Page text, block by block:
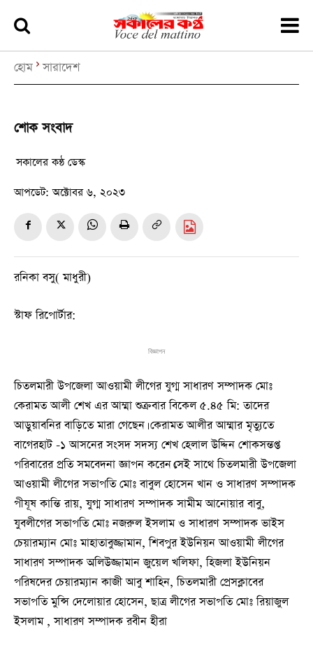
হোম সারাদেশ
শোক সংবাদ
সকালের কন্ঠ ডেস্ক
আপডেট: অক্টোবর ৬, ২০২৩
রনিকা বসু( মাধুরী)
স্টাফ রিপোর্টার:
বিজ্ঞাপন
চিতলমারী উপজেলা আওয়ামী লীগের যুগ্ম সাধারণ সম্পাদক মোঃ
কেরামত আলী শেখ এর আম্মা শুক্রবার বিকেল ৫.৪৫ মি: তাদের
আড়ুয়াবনির বাড়িতে মারা গেছেন। কেরামত আলীর আম্মার মৃত্যুতে
বাগেরহাট -১ আসনের সংসদ সদস্য শেখ হেলাল উদ্দিন শোকসন্তপ্ত
পরিবারের প্রতি সমবেদনা জ্ঞাপন করেন।সেই সাথে চিতলমারী উপজেলা
আওয়ামী লীগের সভাপতি মোঃ বাবুল হোসেন খান ও সাধারণ সম্পাদক
পীযূষ কান্তি রায়, যুগ্ম সাধারণ সম্পাদক সামীম আনোয়ার বাবু,
যুবলীগের সভাপতি মোঃ নজরুল ইসলাম ও সাধারণ সম্পাদক ভাইস
চেয়ারম্যান মোঃ মাহাতাবুজ্জামান, শিবপুর ইউনিয়ন আওয়ামী লীগের
সাধারণ সম্পাদক অলিউজ্জামান জুয়েল খলিফা, হিজলা ইউনিয়ন
পরিষদের চেয়ারম্যান কাজী আবু শাহিন, চিতলমারী প্রেসক্লাবের
সভাপতি মুন্সি দেলোয়ার হোসেন, ছাত্র লীগের সভাপতি মোঃ রিয়াজুল
ইসলাম , সাধারণ সম্পাদক রবীন হীরা